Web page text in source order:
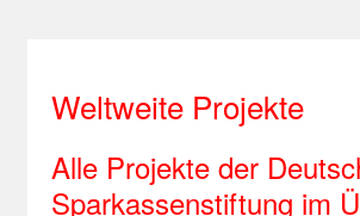
Weltweite Projekte
Alle Projekte der
Sparkassenstiftung im